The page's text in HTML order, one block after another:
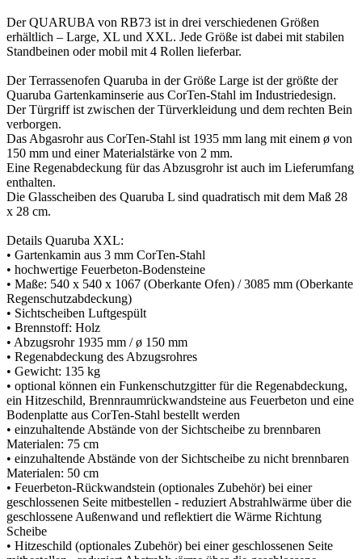
Der QUARUBA von RB73 ist in drei verschiedenen Größen
erhältlich – Large, XL und XXL. Jede Größe ist dabei mit stabilen
Standbeinen oder mobil mit 4 Rollen lieferbar.
Der Terrassenofen Quaruba in der Größe Large ist der größte der
Quaruba Gartenkaminserie aus CorTen-Stahl im Industriedesign.
Der Türgriff ist zwischen der Türverkleidung und dem rechten Bein
verborgen.
Das Abgasrohr aus CorTen-Stahl ist 1935 mm lang mit einem ø von
150 mm und einer Materialstärke von 2 mm.
Eine Regenabdeckung für das Abzusgrohr ist auch im Lieferumfang
enthalten.
Die Glasscheiben des Quaruba L sind quadratisch mit dem Maß 28
x 28 cm.
Details Quaruba XXL:
• Gartenkamin aus 3 mm CorTen-Stahl
• hochwertige Feuerbeton-Bodensteine
• Maße: 540 x 540 x 1067 (Oberkante Ofen) / 3085 mm (Oberkante
Regenschutzabdeckung)
• Sichtscheiben Luftgespült
• Brennstoff: Holz
• Abzugsrohr 1935 mm / ø 150 mm
• Regenabdeckung des Abzugsrohres
• Gewicht: 135 kg
• optional können ein Funkenschutzgitter für die Regenabdeckung,
ein Hitzeschild, Brennraumrückwandsteine aus Feuerbeton und eine
Bodenplatte aus CorTen-Stahl bestellt werden
• einzuhaltende Abstände von der Sichtscheibe zu brennbaren
Materialen: 75 cm
• einzuhaltende Abstände von der Sichtscheibe zu nicht brennbaren
Materialen: 50 cm
• Feuerbeton-Rückwandstein (optionales Zubehör) bei einer
geschlossenen Seite mitbestellen - reduziert Abstrahlwärme über die
geschlossene Außenwand und reflektiert die Wärme Richtung
Scheibe
• Hitzeschild (optionales Zubehör) bei einer geschlossenen Seite